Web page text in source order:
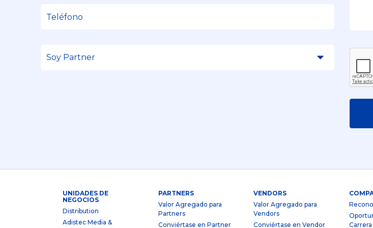
UNIDADES DE
NEGOCIOS
Distribution
Adistec Media &
PARTNERS
Valor Agregado para
Partners
Conviértase en Partner
VENDORS
Valor Agregado para
Vendors
Conviértase en Vendor
Carrera